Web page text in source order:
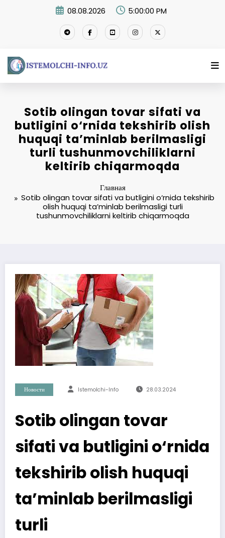
08.08.2026 5:00:01 PM
Sotib olingan tovar sifati va
butligini o‘rnida tekshirib olish
huquqi ta’minlab berilmasligi
turli tushunmovchiliklarni
keltirib chiqarmoqda
Главная
Sotib olingan tovar sifati va butligini o‘rnida tekshirib
olish huquqi ta’minlab berilmasligi turli
tushunmovchiliklarni keltirib chiqarmoqda
Новости Istemolchi-Info 28.03.2024
Sotib olingan tovar
sifati va butligini o‘rnida
tekshirib olish huquqi
ta’minlab berilmasligi
turli